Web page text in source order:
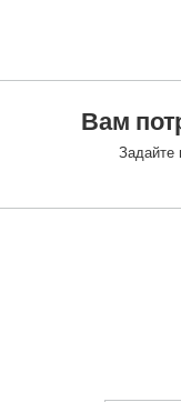
Вам
Задайте